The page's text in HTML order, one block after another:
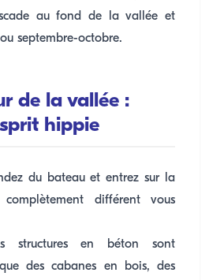
au fond de la vallée et
septembre-octobre.
de la vallée :
hippie
du bateau et entrez sur la
différent vous
structures en béton sont
des cabanes en bois, des